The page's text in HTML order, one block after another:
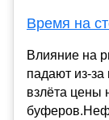
Время на
Влияние на
падают из-
взлёта цены